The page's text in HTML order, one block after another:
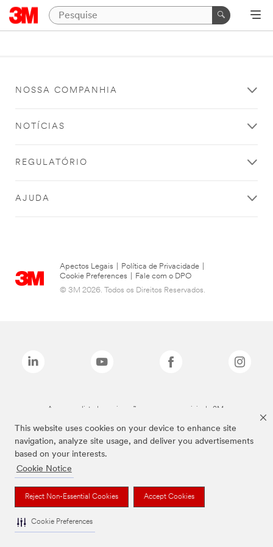
This website uses cookies on your device to enhance site
navigation, analyze site usage, and deliver you advertisements
based on your interests.
Cookie Notice
Reject Non-Essential Cookies Accept Cookies
Cookie Preferences
NOSSA COMPANHIA
NOTÍCIAS
REGULATÓRIO
AJUDA
Apectos Legais Política de Privacidade
Cookie Preferences
Fale com o DPO
© 3M 2026. Todos os Direitos Reservados.
As marcas listadas a cima são marcas comerciais da 3M.